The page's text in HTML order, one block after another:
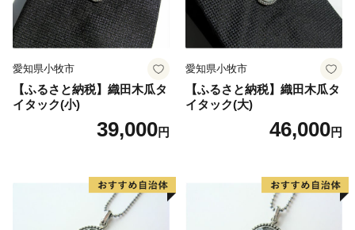
愛知県小牧市
【ふるさと納税】織田木瓜タ
イタック(小)
39,000円
愛知県小牧市
【ふるさと納税】織田木瓜タ
イタック(大)
46,000円